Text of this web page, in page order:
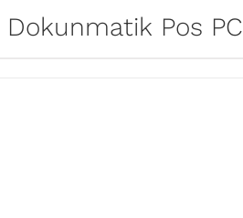
Dokunmatik Pos PC